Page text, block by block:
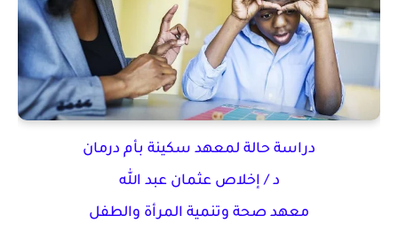
دراسة حالة لمعهد سكينة بأم درمان
د / إخلاص عثمان عبد الله
معهد صحة وتنمية المرأة والطفل